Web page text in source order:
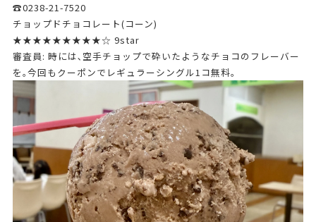
☎0238-21-7520
チョップドチョコレート(コーン)
★★★★★★★★★☆ 9star
審査員: 時には､空手チョップで砕いたようなチョコのフレーバー
を｡今回もクーポンでレギュラーシングル1コ無料｡